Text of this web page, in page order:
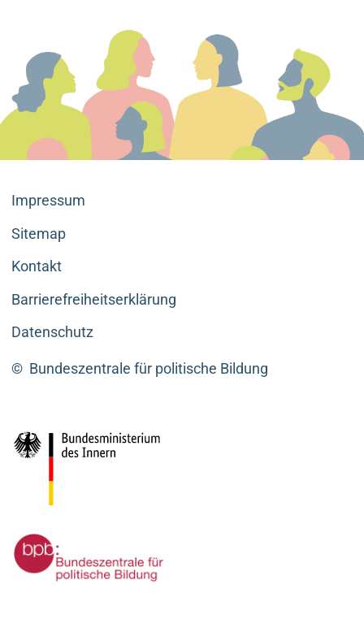
Impressum
Sitemap
Kontakt
Barrierefreiheitserklärung
Datenschutz
© Bundeszentrale für politische Bildung